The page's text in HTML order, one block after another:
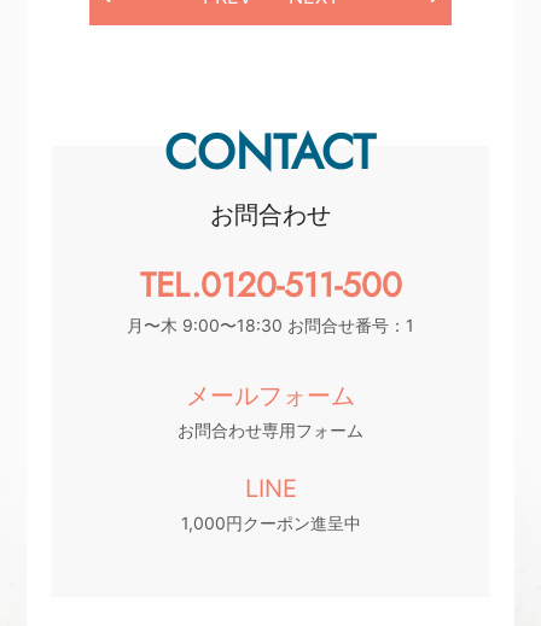
CONTACT
お問合わせ
TEL.0120-511-500
月〜木 9:00〜18:30 お問合せ番号：1
メールフォーム
お問合わせ専用フォーム
LINE
1,000円クーポン進呈中